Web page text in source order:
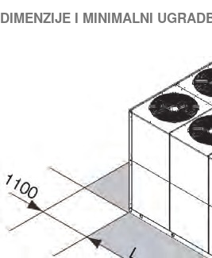
DIMENZIJE I MINIMALNI